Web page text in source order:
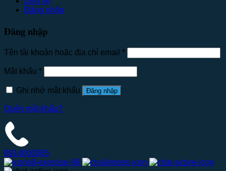
Đăng nhập
Đăng nhập
Tên tài khoản hoặc địa chỉ email *
Mật khẩu *
Ghi nhớ mật khẩu Đăng nhập
Quên mật khẩu?
0914000065